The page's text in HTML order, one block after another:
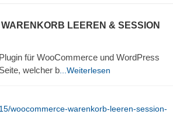
LEEREN & SESSION
für WooCommerce und WordPress
welcher b ...Weiterlesen
woocommerce-warenkorb-leeren-session-